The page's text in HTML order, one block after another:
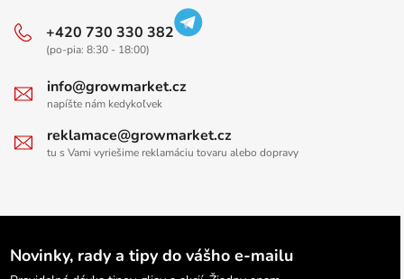
+420 730 330 382
(po-pia: 8:30 - 18:00)
info@growmarket.cz
napíšte nám kedykoľvek
reklamace@growmarket.cz
tu s Vami vyriešime reklamáciu tovaru alebo dopravy
Novinky, rady a tipy do vášho e-mailu